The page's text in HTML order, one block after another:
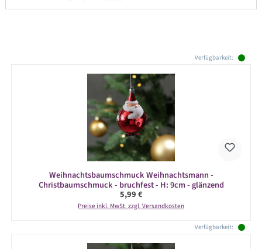
Verfügbarkeit:
Weihnachtsbaumschmuck Weihnachtsmann -
Christbaumschmuck - bruchfest - H: 9cm - glänzend
Regulärer Preis:
5,99 €
Preise inkl. MwSt. zzgl. Versandkosten
Verfügbarkeit: